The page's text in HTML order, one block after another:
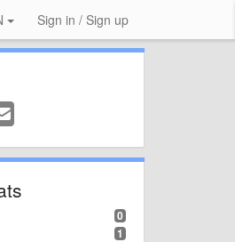
Sign in / Sign up
0
1